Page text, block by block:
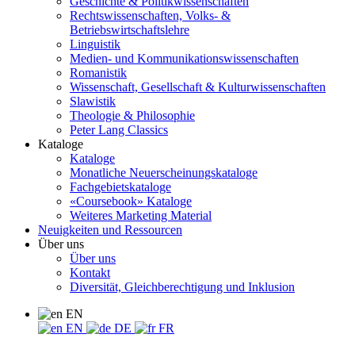
Rechtswissenschaften, Volks- &
Betriebswirtschaftslehre
Linguistik
Medien- und Kommunikationswissenschaften
Romanistik
Wissenschaft, Gesellschaft & Kulturwissenschaften
Slawistik
Theologie & Philosophie
Peter Lang Classics
Kataloge
Kataloge
Monatliche Neuerscheinungskataloge
Fachgebietskataloge
«Coursebook» Kataloge
Weiteres Marketing Material
Neuigkeiten und Ressourcen
Über uns
Über uns
Kontakt
Diversität, Gleichberechtigung und Inklusion
EN
EN
DE
FR